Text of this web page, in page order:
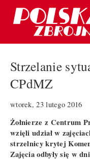
Strzelanie
CPdMZ
wtorek, 23 lutego 2016
Żołnierze z Centrum
wzięli udział w
strzelnicy krytej
Zajęcia odbyły się w